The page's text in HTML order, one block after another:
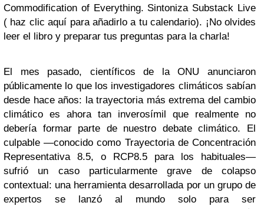
Commodification of Everything. Sintoniza Substack Live
( haz clic aquí para añadirlo a tu calendario). ¡No olvides
leer el libro y preparar tus preguntas para la charla!
El mes pasado, científicos de la ONU anunciaron
públicamente lo que los investigadores climáticos sabían
desde hace años: la trayectoria más extrema del cambio
climático es ahora tan inverosímil que realmente no
debería formar parte de nuestro debate climático. El
culpable —conocido como Trayectoria de Concentración
Representativa 8.5, o RCP8.5 para los habituales—
sufrió un caso particularmente grave de colapso
contextual: una herramienta desarrollada por un grupo de
expertos se lanzó al mundo solo para ser